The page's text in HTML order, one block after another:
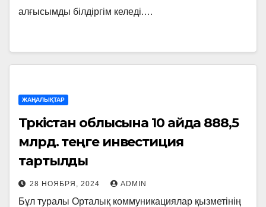
алғысымды білдіргім келеді.…
ЖАҢАЛЫҚТАР
Түркістан облысына 10 айда 888,5
млрд. теңге инвестиция
тартылды
28 НОЯБРЯ, 2024 ADMIN
Бұл туралы Орталық коммуникациялар қызметінің